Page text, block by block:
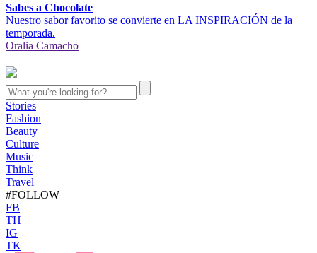
Sabes a Chocolate
Nuestro sabor favorito se convierte en LA INSPIRACIÓN de la
temporada.
Oralia Camacho
Stories
Fashion
Beauty
Culture
Music
Think
Travel
#FOLLOW
FB
TH
IG
TK